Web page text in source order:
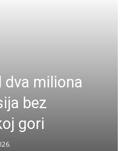
dva miliona
bez
gori